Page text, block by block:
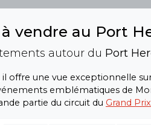
vendre au Port
autour du Port
offre une vue exceptionnelle
emblématiques de
partie du circuit du Grand